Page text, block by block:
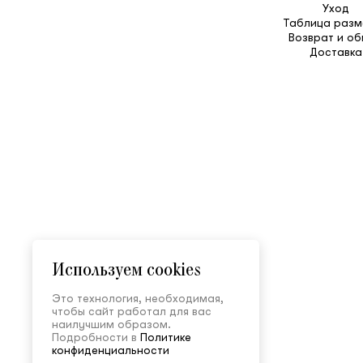
Используем cookies
Это технология, необходимая,
чтобы сайт работал для вас
наилучшим образом.
Подробности в Политике
конфиденциальности
Уход
Таблица
Возврат и
Доставка